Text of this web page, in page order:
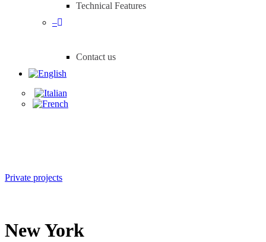
Technical Features
–
Contact us
Private projects
New York